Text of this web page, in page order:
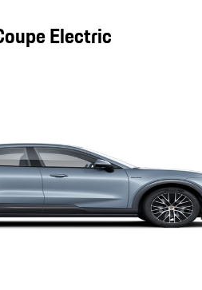
Electric